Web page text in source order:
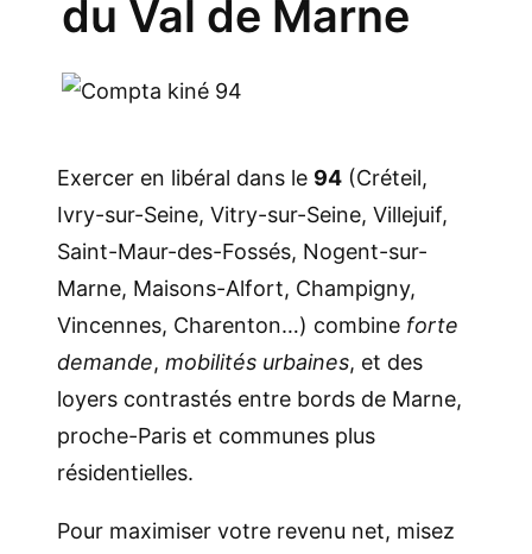
du Val de Marne
Exercer en libéral dans le 94 (Créteil,
Ivry-sur-Seine, Vitry-sur-Seine, Villejuif,
Saint-Maur-des-Fossés, Nogent-sur-
Marne, Maisons-Alfort, Champigny,
Vincennes, Charenton…) combine forte
demande, mobilités urbaines, et des
loyers contrastés entre bords de Marne,
proche-Paris et communes plus
résidentielles.
Pour maximiser votre revenu net, misez